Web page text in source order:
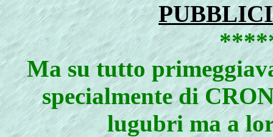
Ma su tutto
specialmente di
lugubri ma a